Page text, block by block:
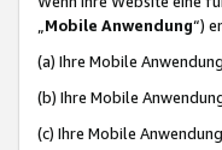
„Mobile Anwendung“)
(a) Ihre Mobile
(b) Ihre Mobile
(c) Ihre Mobile